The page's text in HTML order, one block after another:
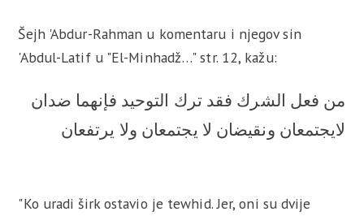
Šejh 'Abdur-Rahman u komentaru i njegov sin
'Abdul-Latif u "El-Minhadž…" str. 12, kažu:
من فعل الشرك فقد ترك التوحيد فإنهما ضدان
لايجتمعان ونقيضان لا يجتمعان ولا يرتفعان
"Ko uradi širk ostavio je tewhid. Jer, oni su dvije